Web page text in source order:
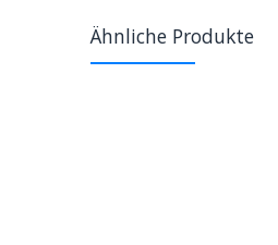
Ähnliche Produkte